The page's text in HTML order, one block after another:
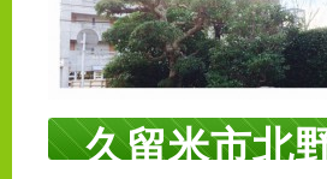
久留米市北